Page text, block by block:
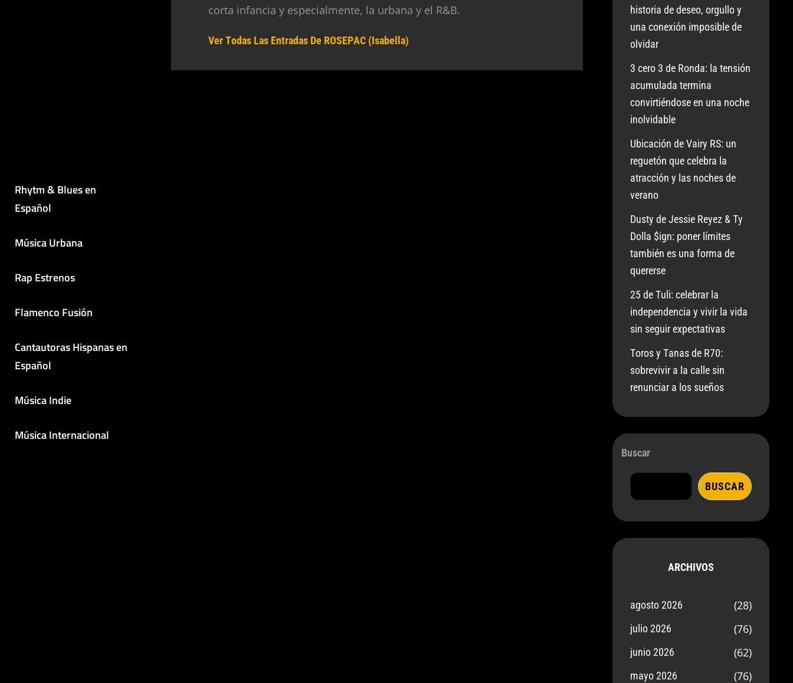
Rhytm & Blues en
Español
Música Urbana
Rap Estrenos
Flamenco Fusión
Cantautoras Hispanas en
Español
Música Indie
Música Internacional
corta infancia y especialmente, la urbana y el R&B.
Ver Todas Las Entradas De ROSEPAC (Isabella)
historia de deseo, orgullo y
una conexión imposible de
olvidar
3 cero 3 de Ronda: la tensión
acumulada termina
convirtiéndose en una noche
inolvidable
Ubicación de Vairy RS: un
reguetón que celebra la
atracción y las noches de
verano
Dusty de Jessie Reyez & Ty
Dolla $ign: poner límites
también es una forma de
quererse
25 de Tuli: celebrar la
independencia y vivir la vida
sin seguir expectativas
Toros y Tanas de R70:
sobrevivir a la calle sin
renunciar a los sueños
Buscar
BUSCAR
ARCHIVOS
agosto 2026 (28)
julio 2026 (76)
junio 2026 (62)
mayo 2026 (76)